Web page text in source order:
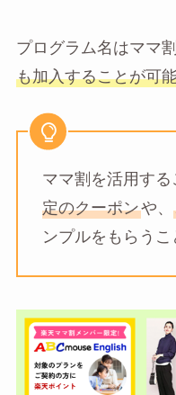
プログラム名はママ
も加入することが可
ママ割を活用する
定のクーポンや、
ンプルをもらう